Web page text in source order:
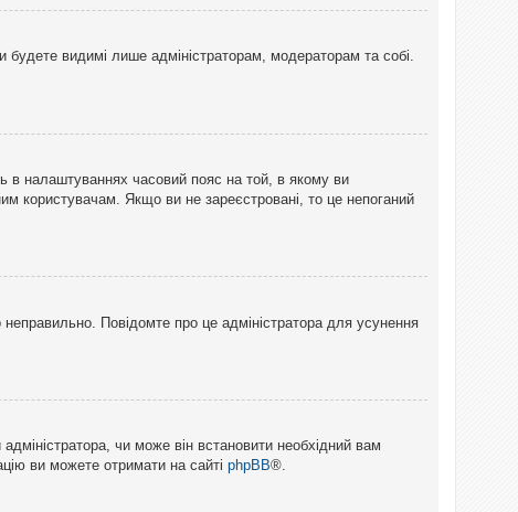
будете видимі лише адміністраторам, модераторам та собі.
в налаштуваннях часовий пояс на той, в якому ви
користувачам. Якщо ви не зареєстровані, то це непоганий
Повідомте про це адміністратора для усунення
чи може він встановити необхідний вам
ви можете отримати на сайті phpBB®.